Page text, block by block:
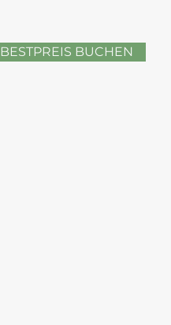
BESTPREIS BUCHEN